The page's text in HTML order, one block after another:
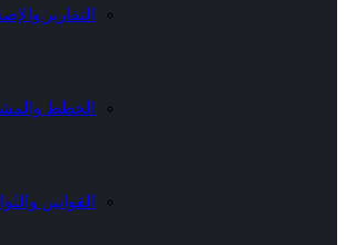
التقارير
الخطط
القوانين